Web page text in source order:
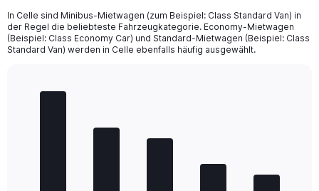
In Celle sind Minibus-Mietwagen (zum Beispiel: Class Standard Van) in
der Regel die beliebteste Fahrzeugkategorie. Economy-Mietwagen
(Beispiel: Class Economy Car) und Standard-Mietwagen (Beispiel: Class
Standard Van) werden in Celle ebenfalls häufig ausgewählt.